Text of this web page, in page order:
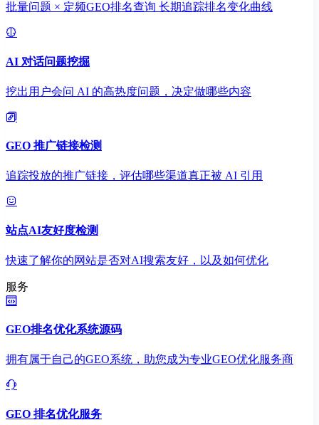
批量问题 × 定频GEO排名查询 长期追踪排名变化曲线
AI 对话问题挖掘
挖出用户会问 AI 的高热度问题，决定做哪些内容
GEO 推广链接检测
追踪投放的推广链接，评估哪些渠道真正被 AI 引用
站点AI友好度检测
快速了解你的网站是否对AI搜索友好，以及如何优化
服务
GEO排名优化系统源码
拥有属于自己的GEO系统，助您成为专业GEO优化服务商
GEO 排名优化服务